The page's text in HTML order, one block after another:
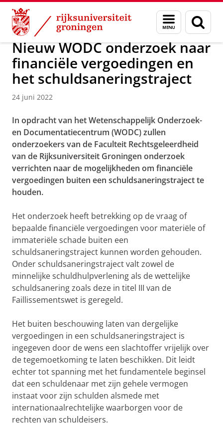
Skip
Content
Skip
Navigation
Menu
en
zoeken
Over ons Nieuwsarchief
Nieuw WODC onderzoek naar
financiële vergoedingen en
het schuldsaneringstraject
24 juni 2022
In opdracht van het Wetenschappelijk Onderzoek-
en Documentatiecentrum (WODC) zullen
onderzoekers van de Faculteit Rechtsgeleerdheid
van de Rijksuniversiteit Groningen onderzoek
verrichten naar de mogelijkheden om financiële
vergoedingen buiten een schuldsaneringstraject te
houden.
Het onderzoek heeft betrekking op de vraag of
bepaalde financiële vergoedingen voor materiële of
immateriële schade buiten een
schuldsaneringstraject kunnen worden gehouden.
Onder schuldsaneringstraject valt zowel de
minnelijke schuldhulpverlening als de wettelijke
schuldsanering zoals deze in titel III van de
Faillissementswet is geregeld.
Het buiten beschouwing laten van dergelijke
vergoedingen in een schuldsaneringstraject is
ingegeven door de wens een slachtoffer vrijelijk over
de tegemoetkoming te laten beschikken. Dit leidt
echter tot spanning met het fundamentele beginsel
dat een schuldenaar met zijn gehele vermogen
instaat voor zijn schulden alsmede met
internationaalrechtelijke waarborgen voor de
rechten van schuldeisers.